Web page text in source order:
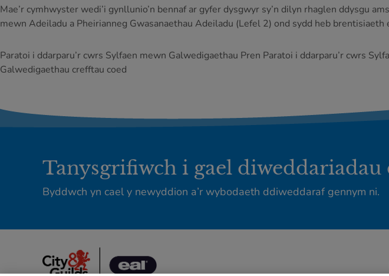
Mae’r cymhwyster wedi’i gynllunio’n bennaf ar gyfer dysgwyr sy’n dilyn rhaglen ddysgu
mewn Adeiladu a Pheirianneg Gwasanaethau Adeiladu (Lefel 2) ond sydd heb brentisiaeth
Paratoi i ddarparu’r cwrs Sylfaen mewn Galwedigaethau Pren Paratoi i ddarparu’r cwrs
Galwedigaethau crefftau coed
Tanysgrifiwch i gael diweddariadau
Byddwch yn cael y newyddion a’r wybodaeth ddiweddaraf gennym ni.